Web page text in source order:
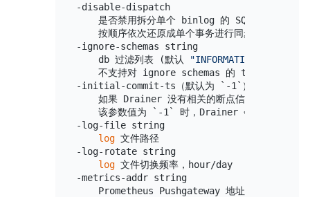
-disable-dispatch
是否禁用拆分单个 binlog 的 SQL 的功能，
按顺序依次还原成单个事务进行同步（下游服
-ignore-schemas string
    db 过滤列表 (默认
不支持对 ignore schemas 的 table 进行
-initial-commit-ts（默认为 `-1`）
如果 Drainer 没有相关的断点信息，可以通过
该参数值为 `-1` 时，Drainer 会自动从 PD
-log-file string
log 文件路径
-log-rotate string
log 文件切换频率，hour/day
-metrics-addr string
Prometheus Pushgateway 地址，不设置则禁